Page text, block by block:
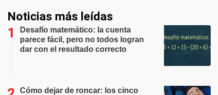
Noticias más leídas
Desafío matemático: la cuenta
parece fácil, pero no todos logran
dar con el resultado correcto
Cómo dejar de roncar: los cinco